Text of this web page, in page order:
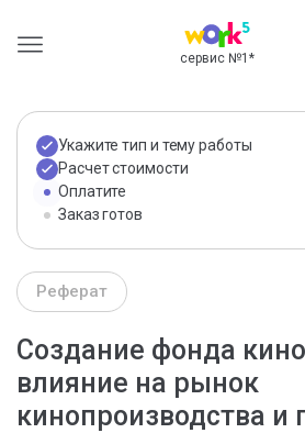
сервис №1 *
Укажите тип и тему работы
Расчет стоимости
Оплатите
Заказ готов
Реферат
Создание фонда
влияние на рынок
кинопроизводства и